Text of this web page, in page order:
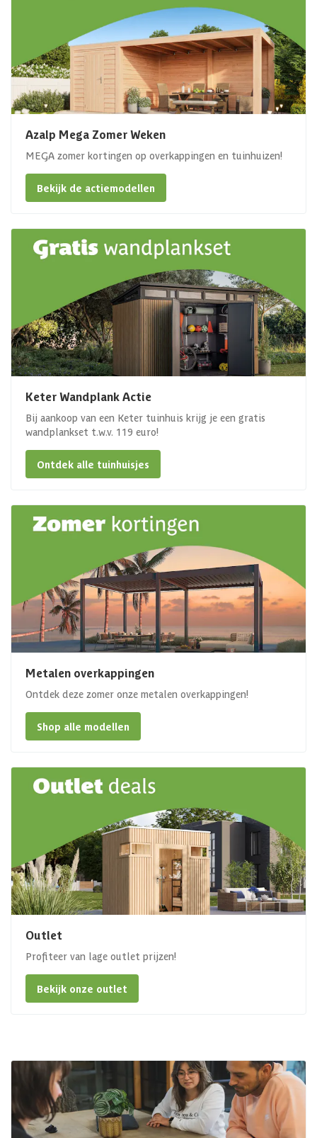
Azalp Mega Zomer Weken
MEGA zomer kortingen op overkappingen en tuinhuizen!
Bekijk de actiemodellen
Keter Wandplank Actie
Bij aankoop van een Keter tuinhuis krijg je een gratis
wandplankset t.w.v. 119 euro!
Ontdek alle tuinhuisjes
Metalen overkappingen
Ontdek deze zomer onze metalen overkappingen!
Shop alle modellen
Outlet
Profiteer van lage outlet prijzen!
Bekijk onze outlet